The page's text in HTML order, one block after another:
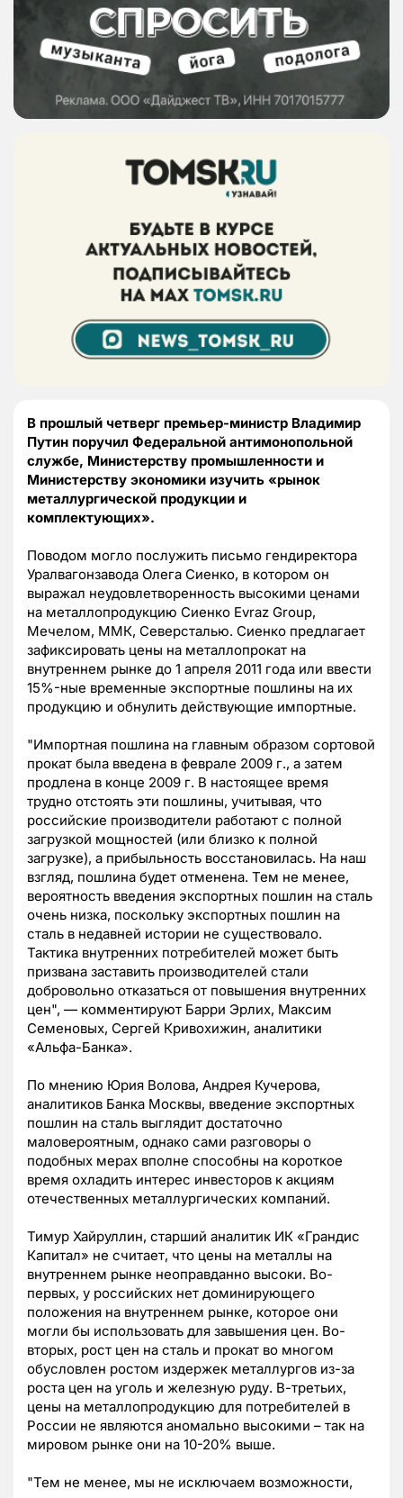
В прошлый четверг премьер-министр Владимир
Путин поручил Федеральной антимонопольной
службе, Министерству промышленности и
Министерству экономики изучить «рынок
металлургической продукции и
комплектующих».
Поводом могло послужить письмо гендиректора
Уралвагонзавода Олега Сиенко, в котором он
выражал неудовлетворенность высокими ценами
на металлопродукцию Сиенко Evraz Group,
Мечелом, ММК, Северсталью. Сиенко предлагает
зафиксировать цены на металлопрокат на
внутреннем рынке до 1 апреля 2011 года или ввести
15%-ные временные экспортные пошлины на их
продукцию и обнулить действующие импортные.
"Импортная пошлина на главным образом сортовой
прокат была введена в феврале 2009 г., а затем
продлена в конце 2009 г. В настоящее время
трудно отстоять эти пошлины, учитывая, что
российские производители работают с полной
загрузкой мощностей (или близко к полной
загрузке), а прибыльность восстановилась. На наш
взгляд, пошлина будет отменена. Тем не менее,
вероятность введения экспортных пошлин на сталь
очень низка, поскольку экспортных пошлин на
сталь в недавней истории не существовало.
Тактика внутренних потребителей может быть
призвана заставить производителей стали
добровольно отказаться от повышения внутренних
цен", — комментируют Барри Эрлих, Максим
Семеновых, Сергей Кривохижин, аналитики
«Альфа-Банка».
По мнению Юрия Волова, Андрея Кучерова,
аналитиков Банка Москвы, введение экспортных
пошлин на сталь выглядит достаточно
маловероятным, однако сами разговоры о
подобных мерах вполне способны на короткое
время охладить интерес инвесторов к акциям
отечественных металлургических компаний.
Тимур Хайруллин, старший аналитик ИК «Грандис
Капитал» не считает, что цены на металлы на
внутреннем рынке неоправданно высоки. Во-
первых, у российских нет доминирующего
положения на внутреннем рынке, которое они
могли бы использовать для завышения цен. Во-
вторых, рост цен на сталь и прокат во многом
обусловлен ростом издержек металлургов из-за
роста цен на уголь и железную руду. В-третьих,
цены на металлопродукцию для потребителей в
России не являются аномально высокими – так на
мировом рынке они на 10-20% выше.
"Тем не менее, мы не исключаем возможности,